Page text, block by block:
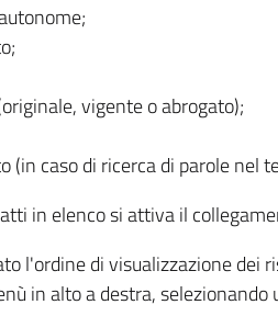
vigente o abrogato);
(in caso di ricerca di parole nel
in elenco si attiva il
l'ordine di visualizzazione dei
in alto a destra, selezionando